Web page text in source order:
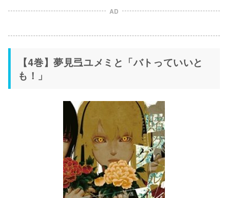
AD
【4巻】夢見弖ユメミと「バトっていいと
も！」